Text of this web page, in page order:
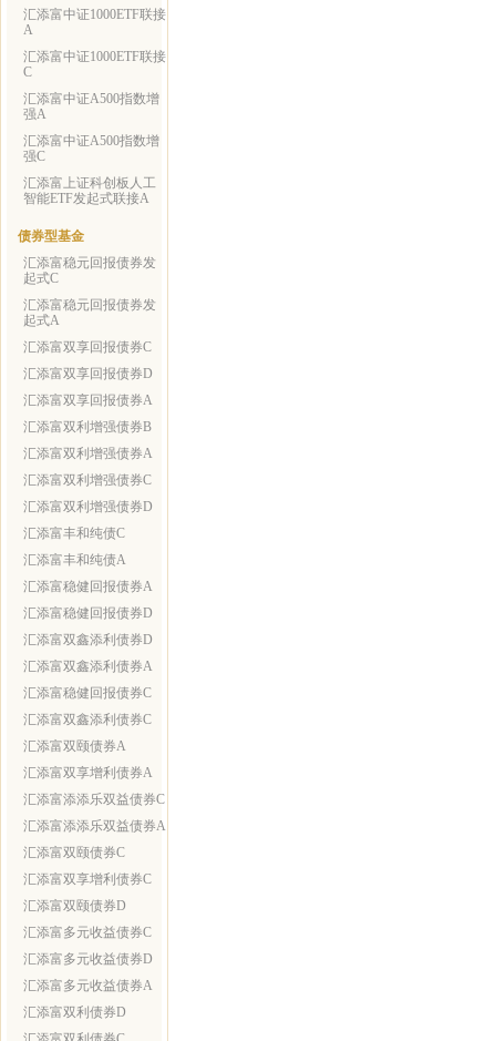
汇添富中证1000ETF联接
A
汇添富中证1000ETF联接
C
汇添富中证A500指数增
强A
汇添富中证A500指数增
强C
汇添富上证科创板人工
智能ETF发起式联接A
债券型基金
汇添富稳元回报债券发
起式C
汇添富稳元回报债券发
起式A
汇添富双享回报债券C
汇添富双享回报债券D
汇添富双享回报债券A
汇添富双利增强债券B
汇添富双利增强债券A
汇添富双利增强债券C
汇添富双利增强债券D
汇添富丰和纯债C
汇添富丰和纯债A
汇添富稳健回报债券A
汇添富稳健回报债券D
汇添富双鑫添利债券D
汇添富双鑫添利债券A
汇添富稳健回报债券C
汇添富双鑫添利债券C
汇添富双颐债券A
汇添富双享增利债券A
汇添富添添乐双益债券C
汇添富添添乐双益债券A
汇添富双颐债券C
汇添富双享增利债券C
汇添富双颐债券D
汇添富多元收益债券C
汇添富多元收益债券D
汇添富多元收益债券A
汇添富双利债券D